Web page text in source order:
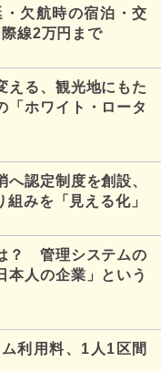
欠航時の宿泊・交
線2万円まで
える、観光地にもた
「ホワイト・ロータ
へ認定制度を創設、
みを「見える化」
？ 管理システムの
本人の企業」という
利用料、1人1区間